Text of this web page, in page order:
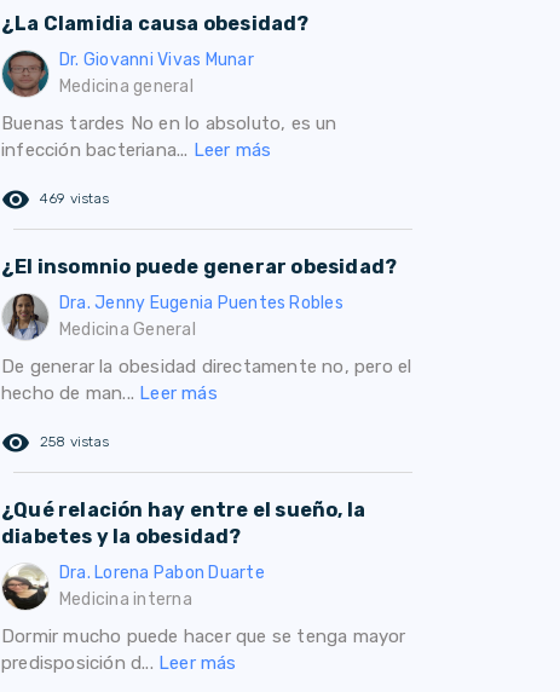
¿La Clamidia causa obesidad?
Dr. Giovanni Vivas Munar
Medicina general
Buenas tardes No en lo absoluto, es un
infección bacteriana... Leer más
remove_red_eye 469 vistas
¿El insomnio puede generar obesidad?
Dra. Jenny Eugenia Puentes Robles
Medicina General
De generar la obesidad directamente no, pero el
hecho de man... Leer más
remove_red_eye 258 vistas
¿Qué relación hay entre el sueño, la
diabetes y la obesidad?
Dra. Lorena Pabon Duarte
Medicina interna
Dormir mucho puede hacer que se tenga mayor
predisposición d... Leer más